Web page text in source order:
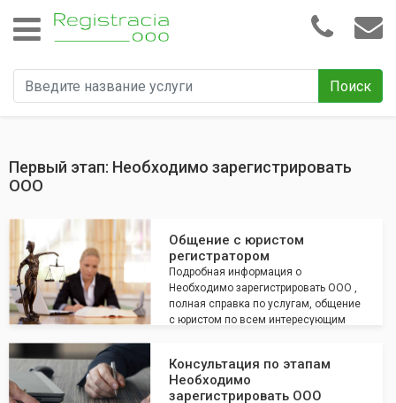
Поиск
Первый этап: Необходимо зарегистрировать
ООО
Общение с юристом
регистратором
Подробная информация о
Необходимо зарегистрировать ООО ,
полная справка по услугам, общение
с юристом по всем интересующим
Консультация по этапам
Необходимо
зарегистрировать ООО